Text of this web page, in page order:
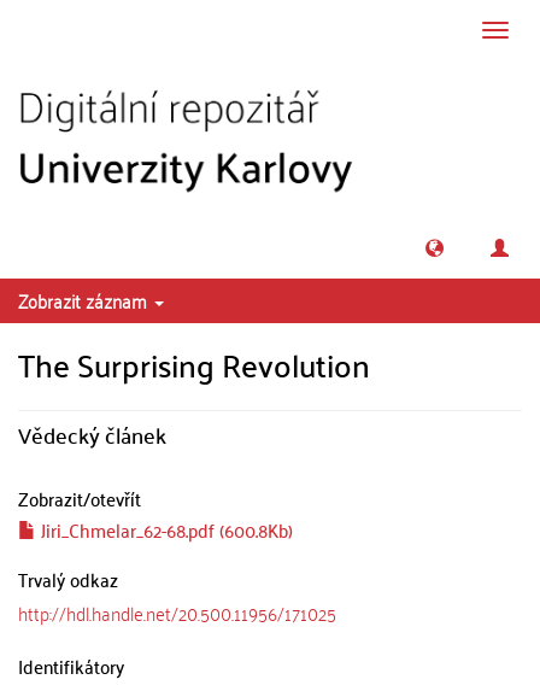
Zobrazit záznam
The Surprising Revolution
Vědecký článek
Zobrazit/otevřít
Jiri_Chmelar_62-68.pdf (600.8Kb)
Trvalý odkaz
http://hdl.handle.net/20.500.11956/171025
Identifikátory